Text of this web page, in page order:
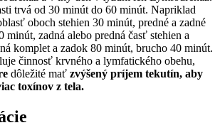
trvá od 30 minút do 60 minút. Napriklad
oboch stehien 30 minút, predné a zadné
minút, zadná alebo predná časť stehien a
komplet a zadok 80 minút, brucho 40 minút.
činnosť krvného a lymfatického obehu,
dôležité mať zvýšený príjem tekutín, aby
toxínov z tela.